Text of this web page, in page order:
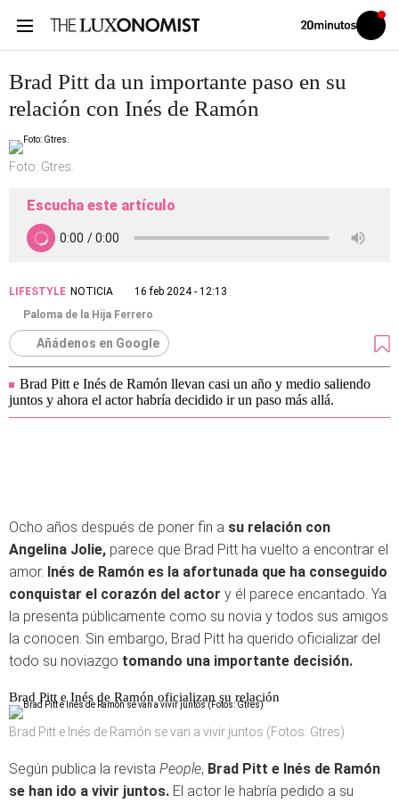
Volver
Iniciar
sesión
Brad Pitt da un importante paso en su
relación con Inés de Ramón
Foto: Gtres.
Escucha este artículo
LIFESTYLE NOTICIA
16 feb 2024 - 12:13
Paloma de la Hija Ferrero
Añádenos en Google
Brad Pitt e Inés de Ramón llevan casi un año y medio saliendo
juntos y ahora el actor habría decidido ir un paso más allá.
Ocho años después de poner fin a su relación con
Angelina Jolie, parece que Brad Pitt ha vuelto a encontrar el
amor. Inés de Ramón es la afortunada que ha conseguido
conquistar el corazón del actor y él parece encantado. Ya
la presenta públicamente como su novia y todos sus amigos
la conocen. Sin embargo, Brad Pitt ha querido oficializar del
todo su noviazgo tomando una importante decisión.
Brad Pitt e Inés de Ramón oficializan su relación
Brad Pitt e Inés de Ramón se van a vivir juntos (Fotos: Gtres)
Según publica la revista People, Brad Pitt e Inés de Ramón
se han ido a vivir juntos. El actor le habría pedido a su